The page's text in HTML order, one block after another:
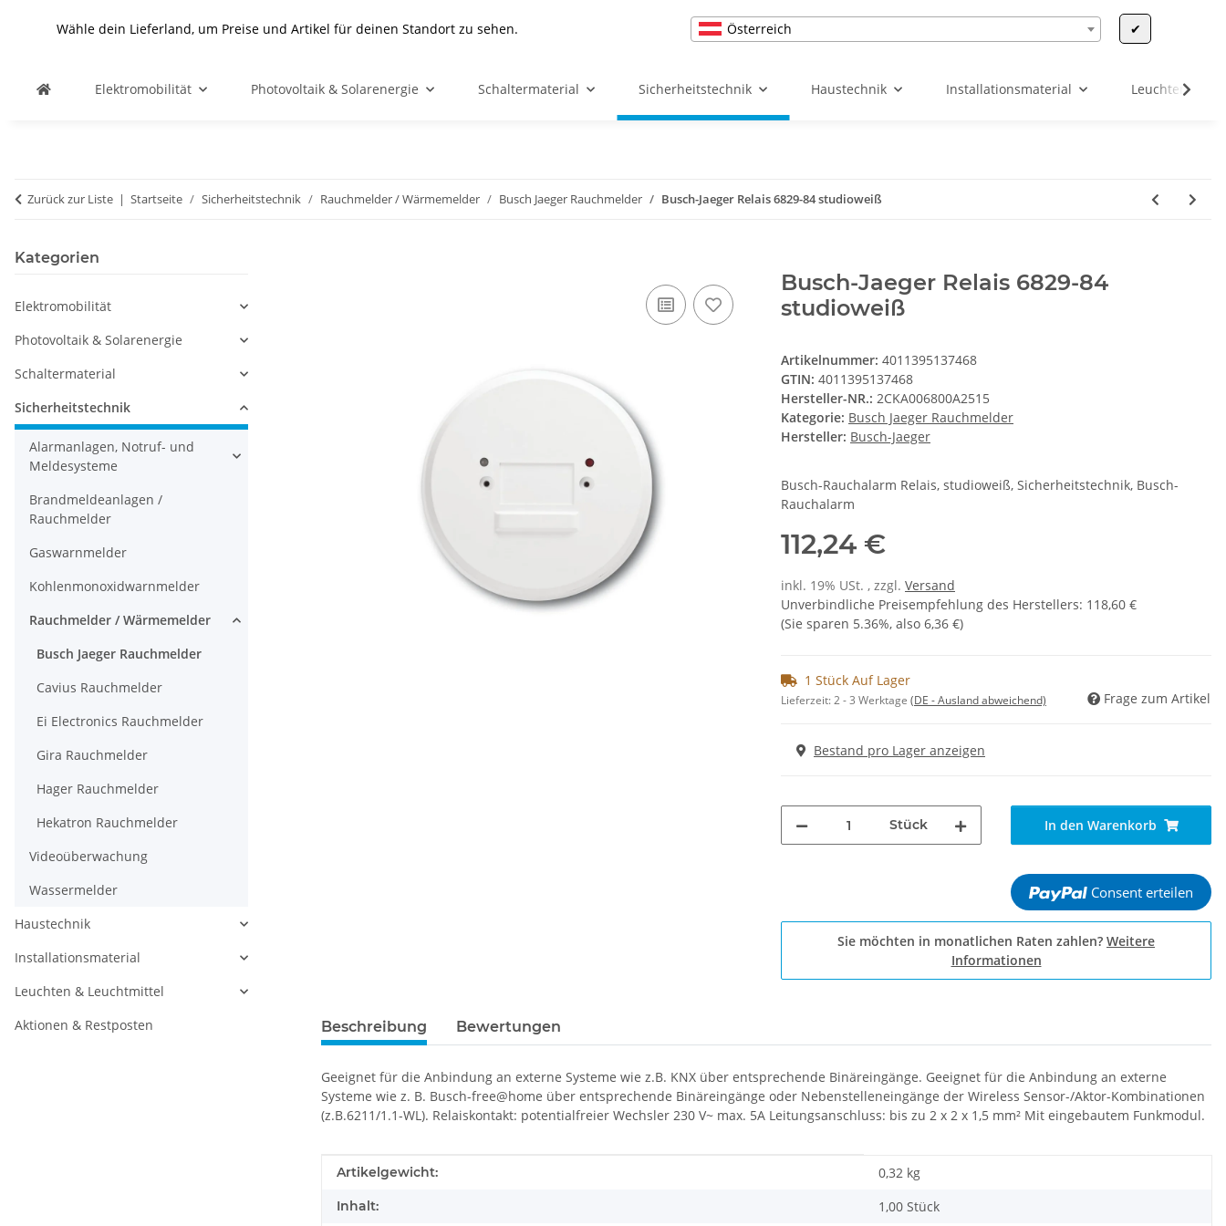
Wähle dein Lieferland, um Preise und Artikel für deinen Standort zu sehen. Österreich ✔
Elektromobilität Photovoltaik & Solarenergie Schaltermaterial Sicherheitstechnik Haustechnik Installationsmaterial Leuchten &
Zurück zur Liste Startseite Sicherheitstechnik Rauchmelder / Wärmemelder Busch Jaeger Rauchmelder Busch-Jaeger Relais 6829-84 studioweiß
Busch-Jaeger Relais 6829-84
studioweiß
Artikelnummer: 4011395137468
GTIN: 4011395137468
Hersteller-NR.: 2CKA006800A2515
Kategorie: Busch Jaeger Rauchmelder
Hersteller: Busch-Jaeger
Busch-Rauchalarm Relais, studioweiß, Sicherheitstechnik, Busch-
Rauchalarm
112,24 €
inkl. 19% USt. , zzgl. Versand
Unverbindliche Preisempfehlung des Herstellers: 118,60 €
(Sie sparen 5.36%, also 6,36 €)
1 Stück Auf Lager
Lieferzeit:2 - 3 Werktage (DE - Ausland abweichend) Frage zum Artikel
Bestand pro Lager anzeigen
Stück In den Warenkorb
Consent erteilen
Sie möchten in monatlichen Raten zahlen? Weitere
Informationen
Beschreibung Bewertungen
Geeignet für die Anbindung an externe Systeme wie z.B. KNX über entsprechende Binäreingänge. Geeignet für die Anbindung an externe
Systeme wie z. B. Busch-free@home über entsprechende Binäreingänge oder Nebenstelleneingänge der Wireless Sensor-/Aktor-Kombinationen
(z.B.6211/1.1-WL). Relaiskontakt: potentialfreier Wechsler 230 V~ max. 5A Leitungsanschluss: bis zu 2 x 2 x 1,5 mm² Mit eingebautem Funkmodul.
Produkteigenschaft
Wert
Artikelgewicht: 0,32 kg
Inhalt: 1,00 Stück
Kategorien
Elektromobilität
Photovoltaik & Solarenergie
Schaltermaterial
Sicherheitstechnik
Alarmanlagen, Notruf- und
Meldesysteme
Brandmeldeanlagen /
Rauchmelder
Gaswarnmelder
Kohlenmonoxidwarnmelder
Rauchmelder / Wärmemelder
Busch Jaeger Rauchmelder
Cavius Rauchmelder
Ei Electronics Rauchmelder
Gira Rauchmelder
Hager Rauchmelder
Hekatron Rauchmelder
Videoüberwachung
Wassermelder
Haustechnik
Installationsmaterial
Leuchten & Leuchtmittel
Aktionen & Restposten